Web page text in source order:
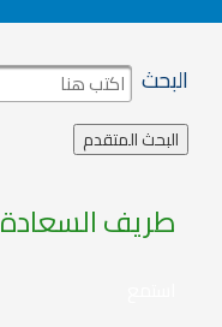
البحث
طريف السعادة